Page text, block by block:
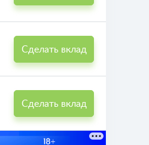
Сделать вклад
Сделать вклад